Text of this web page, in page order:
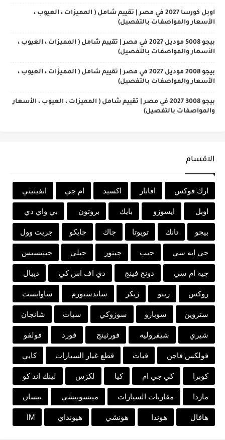
اوبل كورسا 2027 في مصر | تقييم شامل ( المميزات ، العيوب ،
الأسعار والمواصفات بالتفصيل)
بيجو 5008 موديل 2027 في مصر | تقييم شامل ( المميزات ، العيوب ،
الأسعار والمواصفات بالتفصيل)
بيجو 2008 موديل 2027 في مصر | تقييم شامل ( المميزات ، العيوب ،
الأسعار والمواصفات بالتفصيل)
بيجو 3008 2027 في مصر | تقييم شامل ( المميزات ، العيوب ، الأسعار
والمواصفات بالتفصيل)
الاقسام
ارك فوكس افاتار اكسيد ام جي انفينيتي
اوبل ايسوزو بايك بروتون بي واي دي
بيجو تانك تويوتا جاك جايكو جريت وول
جي ايه سي جيب جيتور جيلي جينيسيس
جيه ام سي دونج فينج دي اف اس كي ديبال
روكس رينو زيكر ساندستورم ساوايست
ستروين سوبارو سوزوكي سيات شانجان
شيري شيفروليه فورثينج فورد فولفو
فولكس فاجن فيات قطع غيار السيارات كايي
كوبرا كي جي ام كيا لكزس لينك اند كو
مازدا مقارنات السيارات ميتسوبيشي نيسان
هافال هوندا هونشي هيونداي IM